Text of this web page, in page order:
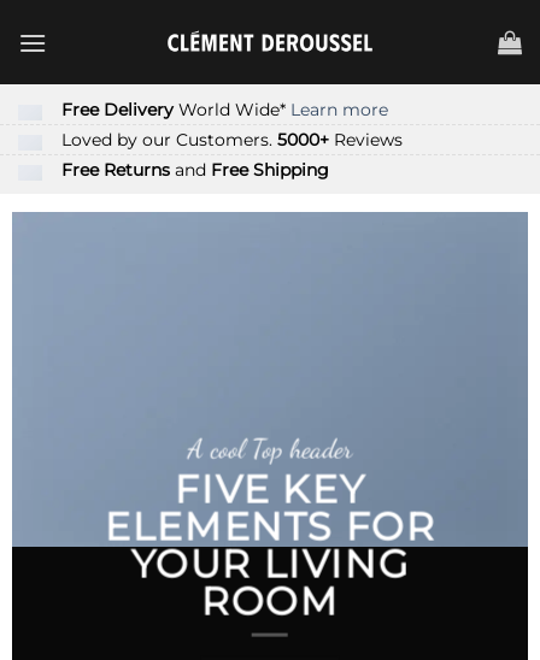
au
Free DeliveryWorld Wide* Learn more
Loved by our Customers. 5000+ Reviews
Free Returns and Free Shipping
A cool Top header
FIVE KEY
ELEMENTS FOR
YOUR LIVING
ROOM